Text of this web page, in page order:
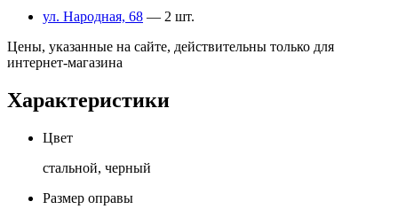
ул. Народная, 68 — 2 шт.
Цены, указанные на сайте, действительны только для
интернет-магазина
Характеристики
Цвет
стальной, черный
Размер оправы